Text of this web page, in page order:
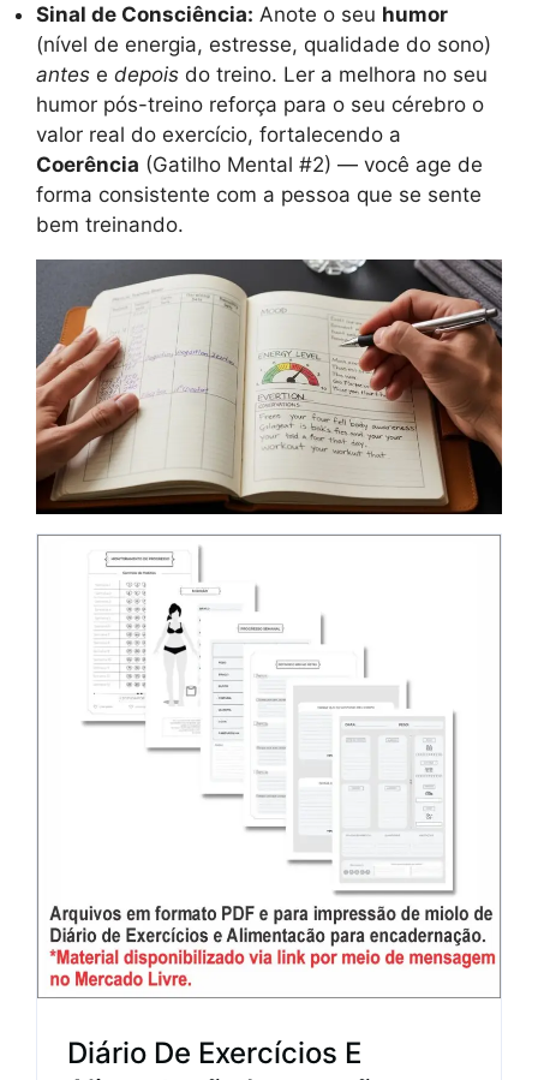
Sinal de Consciência: Anote o seu humor
(nível de energia, estresse, qualidade do sono)
antes e depois do treino. Ler a melhora no seu
humor pós-treino reforça para o seu cérebro o
valor real do exercício, fortalecendo a
Coerência (Gatilho Mental #2) — você age de
forma consistente com a pessoa que se sente
bem treinando.
Diário De Exercícios E